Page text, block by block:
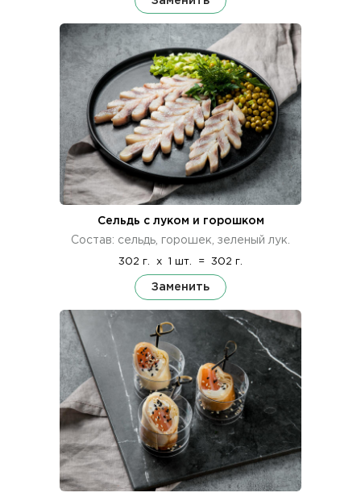
Сельдь с луком и горошком
Состав: сельдь, горошек, зеленый лук.
302 г. x 1 шт. = 302 г.
Заменить